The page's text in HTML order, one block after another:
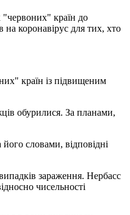
"червоних" країн до
коронавірус для тих, хто
країн із підвищеним
обурилися. За планами,
словами, відповідні
зараження. Нербасс
чисельності